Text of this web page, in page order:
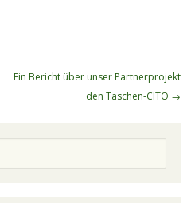
Ein Bericht über unser Partnerprojekt
den Taschen-CITO →